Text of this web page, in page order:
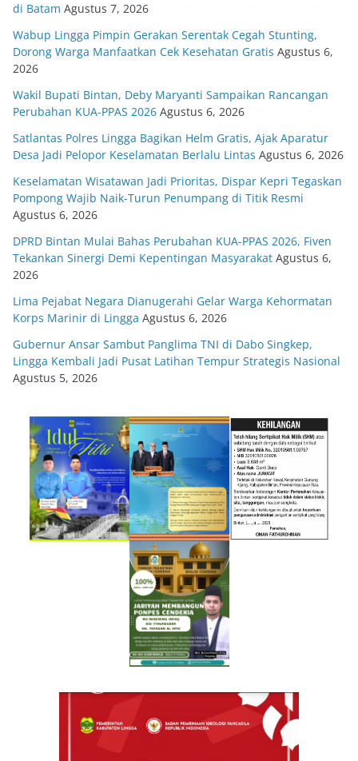
di Batam Agustus 7, 2026
Wabup Lingga Pimpin Gerakan Serentak Cegah Stunting,
Dorong Warga Manfaatkan Cek Kesehatan Gratis Agustus 6,
2026
Wakil Bupati Bintan, Deby Maryanti Sampaikan Rancangan
Perubahan KUA-PPAS 2026 Agustus 6, 2026
Satlantas Polres Lingga Bagikan Helm Gratis, Ajak Aparatur
Desa Jadi Pelopor Keselamatan Berlalu Lintas Agustus 6, 2026
Keselamatan Wisatawan Jadi Prioritas, Dispar Kepri Tegaskan
Pompong Wajib Naik-Turun Penumpang di Titik Resmi
Agustus 6, 2026
DPRD Bintan Mulai Bahas Perubahan KUA-PPAS 2026, Fiven
Tekankan Sinergi Demi Kepentingan Masyarakat Agustus 6,
2026
Lima Pejabat Negara Dianugerahi Gelar Warga Kehormatan
Korps Marinir di Lingga Agustus 6, 2026
Gubernur Ansar Sambut Panglima TNI di Dabo Singkep,
Lingga Kembali Jadi Pusat Latihan Tempur Strategis Nasional
Agustus 5, 2026